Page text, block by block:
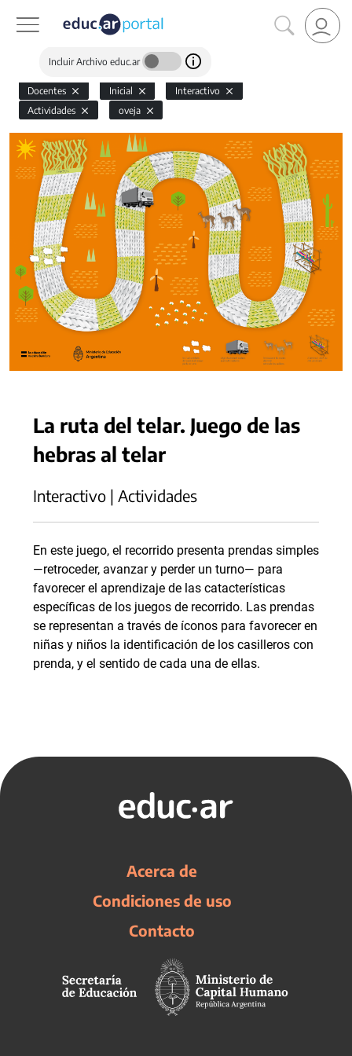
Incluir Archivo educ.ar
Docentes Inicial
Interactivo
Actividades
oveja
La ruta del telar. Juego de las
hebras al telar
Interactivo | Actividades
En este juego, el recorrido presenta prendas simples
—retroceder, avanzar y perder un turno— para
favorecer el aprendizaje de las catacterísticas
específicas de los juegos de recorrido. Las prendas
se representan a través de íconos para favorecer en
niñas y niños la identificación de los casilleros con
prenda, y el sentido de cada una de ellas.
Acerca de
Condiciones de uso
Contacto